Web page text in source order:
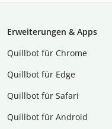
Erweiterungen & Apps
Quillbot für Chrome
Quillbot für Edge
Quillbot für Safari
Quillbot für Android